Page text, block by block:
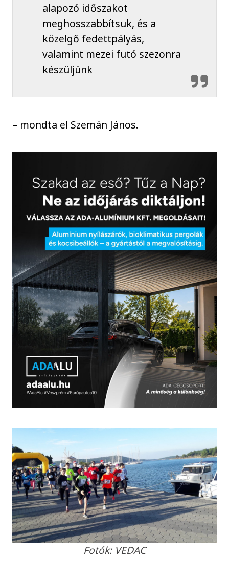
alapozó időszakot
meghosszabbítsuk, és a
közelgő fedettpályás,
valamint mezei futó szezonra
készüljünk
– mondta el Szemán János.
Fotók: VEDAC